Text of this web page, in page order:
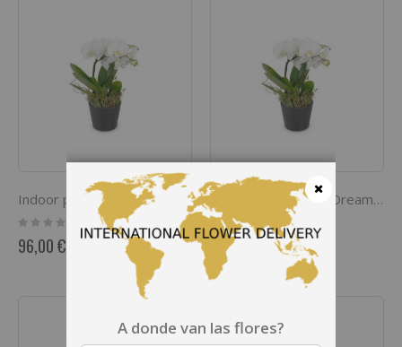
Indoor plant 'White Dream' orchid
Rating:
0%
96,00 €
Indoor plant 'White Dream' orchid
Rating:
0%
96,00 €
A donde van las flores?